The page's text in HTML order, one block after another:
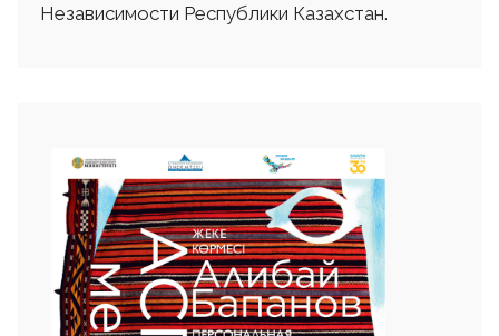
Независимости Республики Казахстан.